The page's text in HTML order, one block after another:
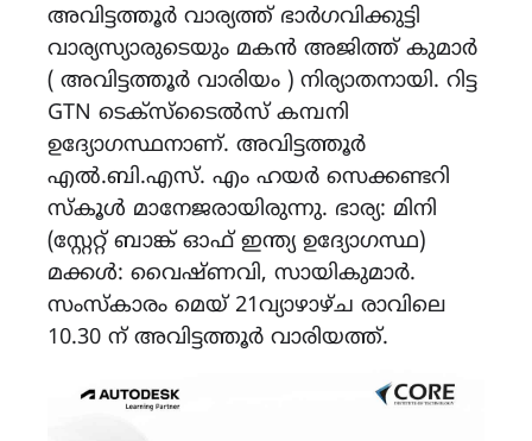
അവിട്ടത്തൂർ വാര്യത്ത് ഭാർഗവിക്കുട്ടി
വാര്യസ്യാരുടെയും മകൻ അജിത്ത് കുമാർ
( അവിട്ടത്തൂർ വാരിയം ) നിര്യാതനായി. റിട്ട
GTN ടെക്സ്ടൈൽസ് കമ്പനി
ഉദ്യോഗസ്ഥനാണ്. അവിട്ടത്തൂർ
എൽ.ബി.എസ്. എം ഹയർ സെക്കണ്ടറി
സ്കൂൾ മാനേജരായിരുന്നു. ഭാര്യ: മിനി
(സ്റ്റേറ്റ് ബാങ്ക് ഓഫ് ഇന്ത്യ ഉദ്യോഗസ്ഥ)
മക്കൾ: വൈഷ്ണവി, സായികുമാർ.
സംസ്‌കാരം മെയ് 21വ്യാഴാഴ്ച രാവിലെ
10.30 ന് അവിട്ടത്തൂർ വാരിയത്ത്.